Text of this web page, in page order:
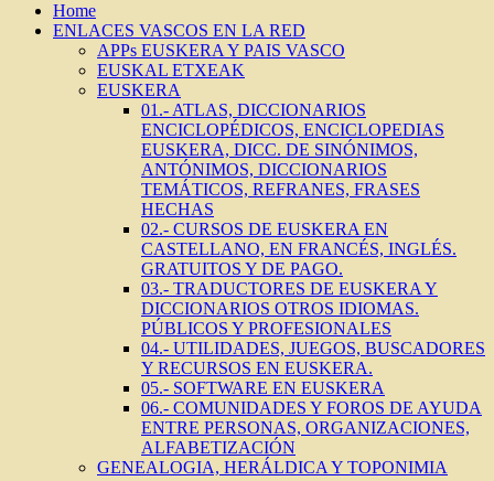
Home
ENLACES VASCOS EN LA RED
APPs EUSKERA Y PAIS VASCO
EUSKAL ETXEAK
EUSKERA
01.- ATLAS, DICCIONARIOS
ENCICLOPÉDICOS, ENCICLOPEDIAS
EUSKERA, DICC. DE SINÓNIMOS,
ANTÓNIMOS, DICCIONARIOS
TEMÁTICOS, REFRANES, FRASES
HECHAS
02.- CURSOS DE EUSKERA EN
CASTELLANO, EN FRANCÉS, INGLÉS.
GRATUITOS Y DE PAGO.
03.- TRADUCTORES DE EUSKERA Y
DICCIONARIOS OTROS IDIOMAS.
PÚBLICOS Y PROFESIONALES
04.- UTILIDADES, JUEGOS, BUSCADORES
Y RECURSOS EN EUSKERA.
05.- SOFTWARE EN EUSKERA
06.- COMUNIDADES Y FOROS DE AYUDA
ENTRE PERSONAS, ORGANIZACIONES,
ALFABETIZACIÓN
GENEALOGIA, HERÁLDICA Y TOPONIMIA